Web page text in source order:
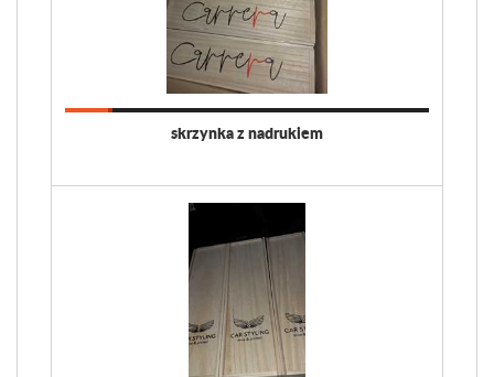
skrzynka z nadrukiem